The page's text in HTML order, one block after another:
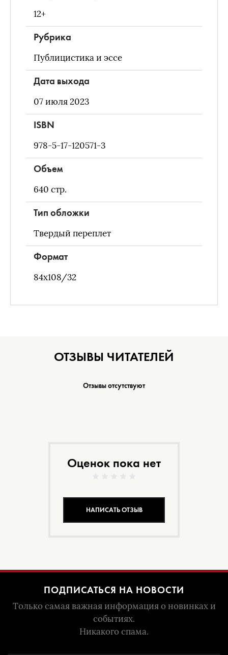
12+
Рубрика
Публицистика и эссе
Дата выхода
07 июля 2023
ISBN
978-5-17-120571-3
Объем
640 стр.
Тип обложки
Твердый переплет
Формат
84х108/32
ОТЗЫВЫ ЧИТАТЕЛЕЙ
Отзывы отсутствуют
Оценок пока нет
НАПИСАТЬ ОТЗЫВ
ПОДПИСАТЬСЯ НА НОВОСТИ
Только самая важная информация о новинках и
событиях.
Никакого спама.